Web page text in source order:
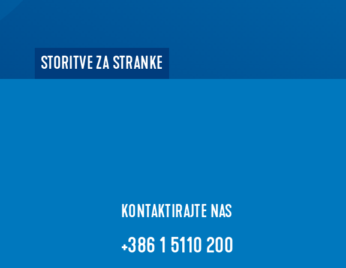
STORITVE ZA STRANKE
KONTAKTIRAJTE NAS
+386 1 5110 200